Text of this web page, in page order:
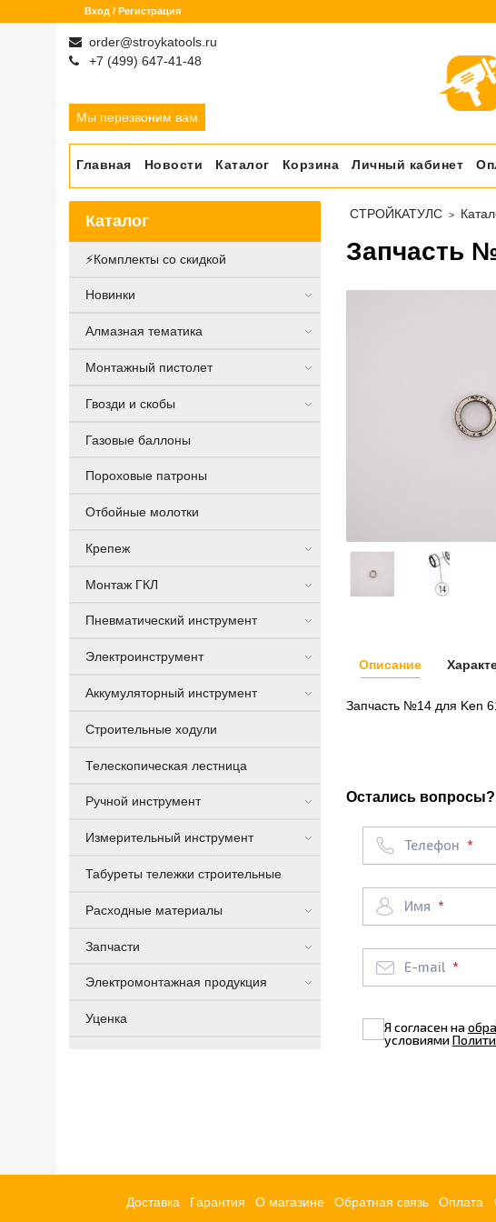
Вход / Регистрация
order@stroykatools.ru
+7 (499) 647-41-48
Мы перезвоним вам
Главная Новости Каталог Корзина Личный кабинет
СТРОЙКАТУЛС
Запчасть
Описание
Запчасть №14 для Ken
Остались
Телефон
Имя
E-mail
Я согласен на
условиями
Каталог
⚡️Комплекты со скидкой
Новинки
Алмазная тематика
Монтажный пистолет
Гвозди и скобы
Газовые баллоны
Пороховые патроны
Отбойные молотки
Крепеж
Монтаж ГКЛ
Пневматический инструмент
Электроинструмент
Аккумуляторный инструмент
Строительные ходули
Телескопическая лестница
Ручной инструмент
Измерительный инструмент
Табуреты тележки строительные
Расходные материалы
Запчасти
Электромонтажная продукция
Уценка
Доставка Гарантия О магазине Обратная связь Оплата